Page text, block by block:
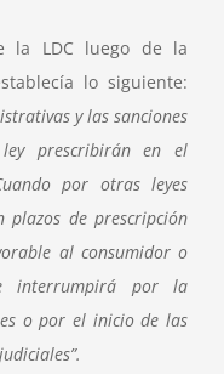
la LDC luego de la
lo siguiente:
y las sanciones
prescribirán en el
por otras leyes
plazos de prescripción
al consumidor o
interrumpirá por la
o por el inicio de las